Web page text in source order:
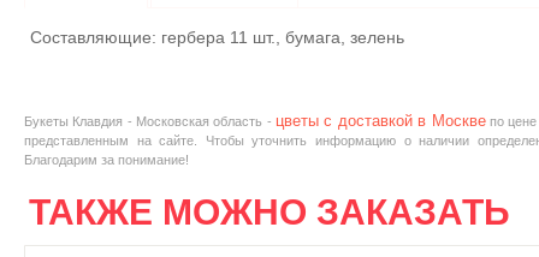
Составляющие: гербера 11 шт., бумага, зелень
Букеты Клавдия - Московская область - цветы с доставкой в Москвепо
представленным на сайте. Чтобы уточнить информацию о наличии
Благодарим за понимание!
ТАКЖЕ МОЖНО ЗАКАЗАТЬ